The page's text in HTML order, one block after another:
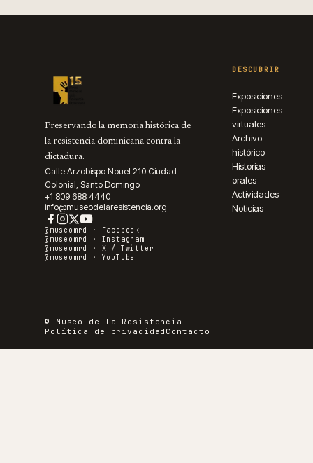
Preservando la memoria histórica de
la resistencia dominicana contra la
dictadura.
Calle Arzobispo Nouel 210 Ciudad
Colonial, Santo Domingo
+1 809 688 4440
info@museodelaresistencia.org
@museomrd ·
Facebook
@museomrd · Instagram
@museomrd · X / Twitter
@museomrd · YouTube
DESCUBRIR
Exposiciones
Exposiciones
virtuales
Archivo
histórico
Historias
orales
Actividades
Noticias
© Museo de la Resistencia
Política de privacidad Contacto